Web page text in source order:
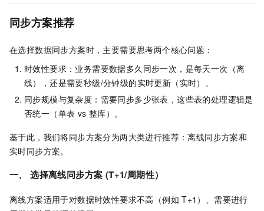
同步方案推荐
在选择数据同步方案时，主要需要思考两个核心问题：
时效性要求：业务需要数据多久同步一次，是每天一次（离
线），还是需要秒级/分钟级的实时更新（实时）。
同步规模与复杂度：需要同步多少张表，这些表的处理逻辑是
否统一（单表 vs 整库）。
基于此，我们将同步方案分为两大类进行推荐：离线同步方案和
实时同步方案。
一、 选择离线同步方案 (T+1/周期性）
离线方案适用于对数据时效性要求不高（例如 T+1）、需要进行